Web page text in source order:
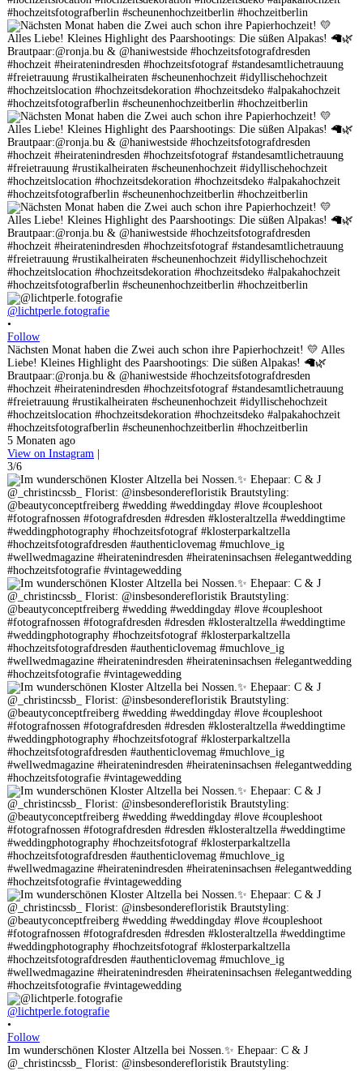
@lichtperle.fotografie
•
Follow
Nächsten Monat haben die Zwei auch schon ihre Papierhochzeit! 💛 Alles
Liebe! Kleines Highlight des Paarshootings: Die süßen Alpakas! 🦙🌿
Brautpaar:@ronja.bu & @haniwestside #hochzeitsfotografdresden
#hochzeit #heiratenindresden #hochzeitsfotograf #standesamtlichetrauung
#freietrauung #rustikalheiraten #scheunenhochzeit #idyllischehochzeit
#hochzeitslocation #hochzeitsdekoration #hochzeitsdeko #alpakahochzeit
#hochzeitsfotografberlin #scheunenhochzeitberlin #hochzeitberlin
5 Monaten ago
View on Instagram
3/6
@lichtperle.fotografie
•
Follow
Im wunderschönen Kloster Altzella bei Nossen.✨ Ehepaar: C & J
@_christincssb_ Florist: @insbesonderefloristik Brautstyling: